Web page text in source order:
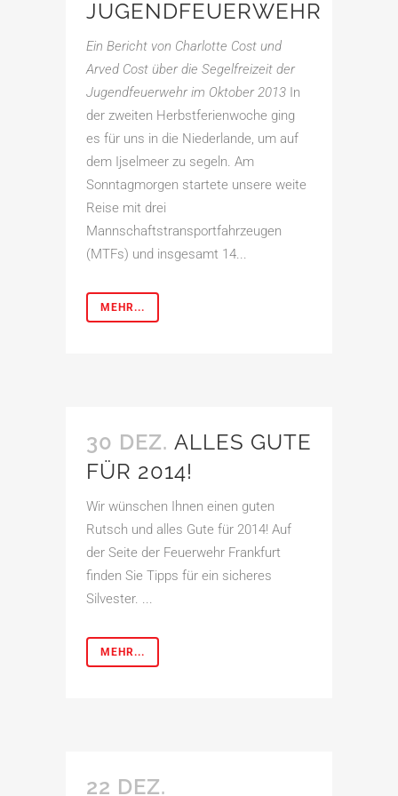
JUGENDFEUERWEHR
Ein Bericht von Charlotte Cost und
Arved Cost über die Segelfreizeit der
Jugendfeuerwehr im Oktober 2013 In
der zweiten Herbstferienwoche ging
es für uns in die Niederlande, um auf
dem Ijselmeer zu segeln. Am
Sonntagmorgen startete unsere weite
Reise mit drei
Mannschaftstransportfahrzeugen
(MTFs) und insgesamt 14...
MEHR...
30 DEZ. ALLES GUTE
FÜR 2014!
Wir wünschen Ihnen einen guten
Rutsch und alles Gute für 2014! Auf
der Seite der Feuerwehr Frankfurt
finden Sie Tipps für ein sicheres
Silvester. ...
MEHR...
22 DEZ.